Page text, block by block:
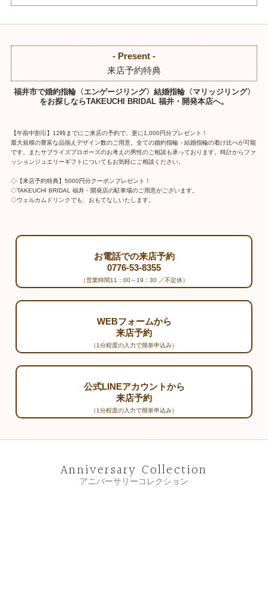
- Present -
来店予約特典
福井市で婚約指輪〈エンゲージリング〉結婚指輪〈マリッジリング〉
をお探しならTAKEUCHI BRIDAL 福井・開発本店へ。
【午前中割引】12時までにご来店の予約で、更に1,000円分プレゼント！
最大規模の豊富な品揃えデザイン数のご用意。全ての婚約指輪・結婚指輪の着け比べが可能
です。またサプライズプロポーズのお考えの男性のご相談も承っております。時計からファ
ッションジュエリーギフトについてもお気軽にご相談ください。
◇【来店予約特典】5000円分クーポンプレゼント！
◇TAKEUCHI BRIDAL 福井・開発店の駐車場のご用意がございます。
◇ウェルカムドリンクでも、おもてなしいたします。
お電話での来店予約
0776-53-8355
（営業時間11：00～19：30 ／不定休）
WEBフォームから
来店予約
（1分程度の入力で簡単申込み）
公式LINEアカウントから
来店予約
（1分程度の入力で簡単申込み）
Anniversary Collection
アニバーサリーコレクション